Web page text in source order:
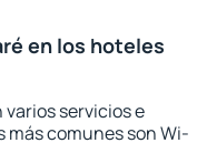
en los hoteles
servicios e
más comunes son Wi-